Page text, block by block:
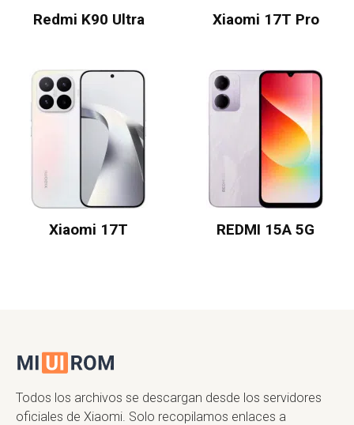
Redmi K90 Ultra Xiaomi 17T Pro
Xiaomi 17T REDMI 15A 5G
Todos los archivos se descargan desde los servidores
oficiales de Xiaomi. Solo recopilamos enlaces a